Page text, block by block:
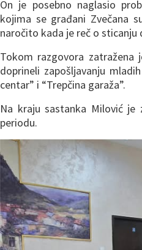
On je posebno naglasio
kojima se građani Zvečana
naročito kada je reč o sticanju
Tokom razgovora
doprineli zapošljavanju
centar” i “Trepčina garaža”.
Na kraju sastanka Milović
periodu.